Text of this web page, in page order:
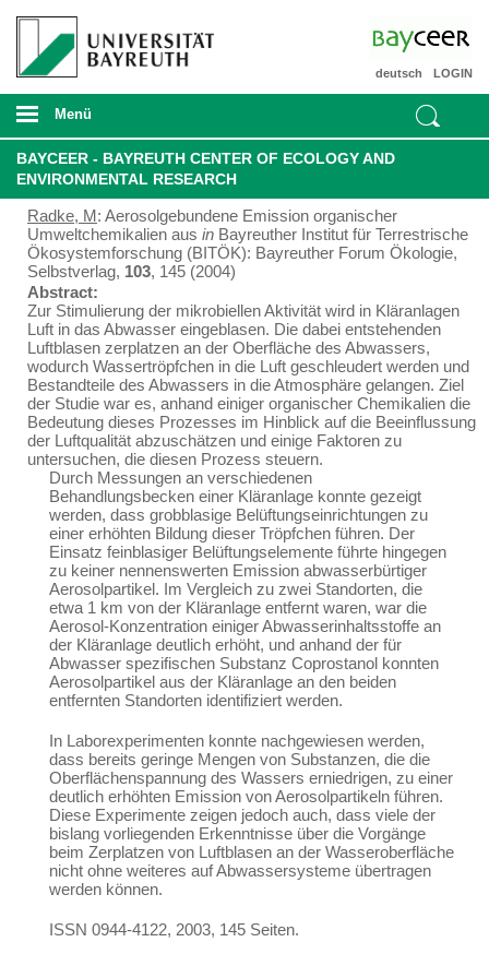
LOGIN
deutsch
Menü
BAYCEER - BAYREUTH CENTER OF ECOLOGY AND
ENVIRONMENTAL RESEARCH
Radke, M: Aerosolgebundene Emission organischer
Umweltchemikalien aus in Bayreuther Institut für Terrestrische
Ökosystemforschung (BITÖK): Bayreuther Forum Ökologie,
Selbstverlag, 103, 145 (2004)
Abstract:
Zur Stimulierung der mikrobiellen Aktivität wird in Kläranlagen
Luft in das Abwasser eingeblasen. Die dabei entstehenden
Luftblasen zerplatzen an der Oberfläche des Abwassers,
wodurch Wassertröpfchen in die Luft geschleudert werden und
Bestandteile des Abwassers in die Atmosphäre gelangen. Ziel
der Studie war es, anhand einiger organischer Chemikalien die
Bedeutung dieses Prozesses im Hinblick auf die Beeinflussung
der Luftqualität abzuschätzen und einige Faktoren zu
untersuchen, die diesen Prozess steuern.
Durch Messungen an verschiedenen
Behandlungsbecken einer Kläranlage konnte gezeigt
werden, dass grobblasige Belüftungseinrichtungen zu
einer erhöhten Bildung dieser Tröpfchen führen. Der
Einsatz feinblasiger Belüftungselemente führte hingegen
zu keiner nennenswerten Emission abwasserbürtiger
Aerosolpartikel. Im Vergleich zu zwei Standorten, die
etwa 1 km von der Kläranlage entfernt waren, war die
Aerosol-Konzentration einiger Abwasserinhaltsstoffe an
der Kläranlage deutlich erhöht, und anhand der für
Abwasser spezifischen Substanz Coprostanol konnten
Aerosolpartikel aus der Kläranlage an den beiden
entfernten Standorten identifiziert werden.
In Laborexperimenten konnte nachgewiesen werden,
dass bereits geringe Mengen von Substanzen, die die
Oberflächenspannung des Wassers erniedrigen, zu einer
deutlich erhöhten Emission von Aerosolpartikeln führen.
Diese Experimente zeigen jedoch auch, dass viele der
bislang vorliegenden Erkenntnisse über die Vorgänge
beim Zerplatzen von Luftblasen an der Wasseroberfläche
nicht ohne weiteres auf Abwassersysteme übertragen
werden können.
ISSN 0944-4122, 2003, 145 Seiten.